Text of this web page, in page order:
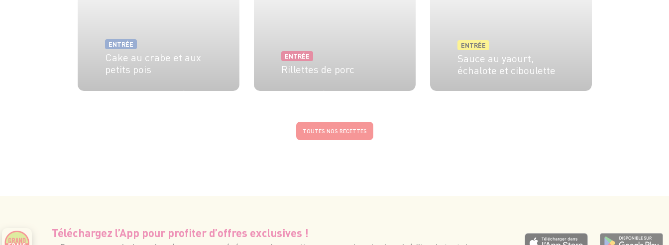
ENTRÉE
Cake au crabe et aux
petits pois
ENTRÉE
Rillettes de porc
ENTRÉE
Sauce au yaourt,
échalote et ciboulette
TOUTES NOS RECETTES
Téléchargez l’App pour profiter d’offres exclusives !